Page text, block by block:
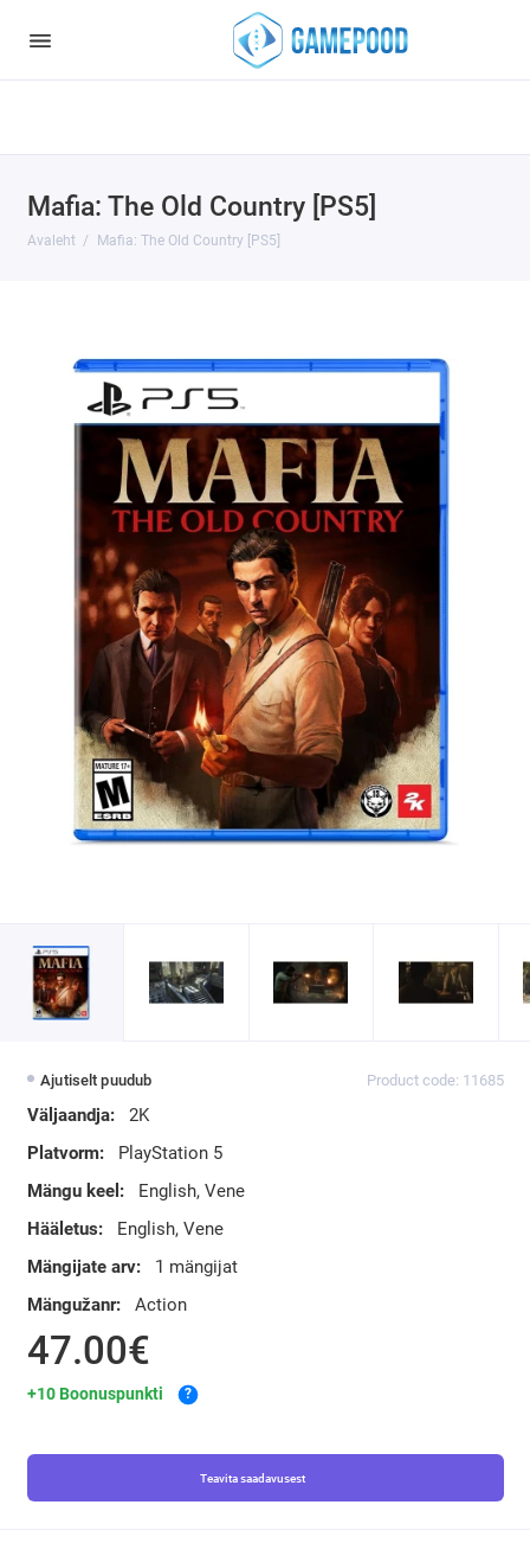
: Undefined index: HTTP_ACCEPT_LANGUAGE in
/var/www/virt98583/data/www/gamepood.ee/catalog/controller/
Mafia: The Old Country [PS5]
Avaleht Mafia: The Old Country [PS5]
Ajutiselt puudub Product code: 11685
Väljaandja:
2K
Platvorm:
PlayStation 5
Mängu keel:
English, Vene
Hääletus:
English, Vene
Mängijate arv:
1 mängijat
Mängužanr:
Action
47.00€
+10 Boonuspunkti ?
Teavita saadavusest